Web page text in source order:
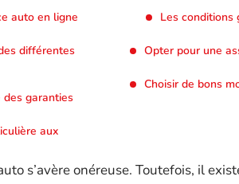
auto en ligne
différentes
des garanties
aux
Les conditions
Opter pour une
Choisir de bons
s’avère onéreuse. Toutefois, il